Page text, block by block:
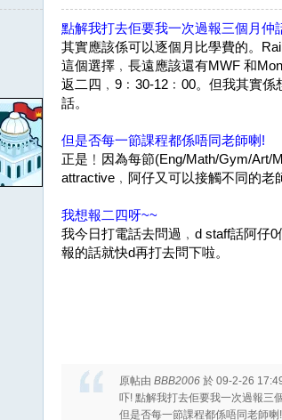
點解我打去佢要我一次過報三個月仲
其實應該係可以逐個月比學費的。
這個選擇﹐長遠應該還有MWF 和
返二四﹐9﹕30-12﹕00。但我其實
話。
但是否每一節課程都係唔同老師喇!
正是﹗因為每節(Eng/Math/Gym/Art/
attractive﹐阿仔又可以接觸不同的老
我想報二四呀~~
我今日打電話去問過﹐d staff話阿仔
報的話就快d再打去問下啦。
原帖由 BBB2006 於 09-2-26
吓! 點解我打去佢要我一次過報三
但是否每一節課程都係唔同老師